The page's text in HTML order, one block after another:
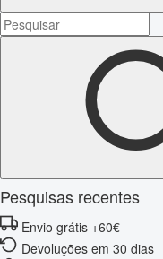
Pesquisas recentes
Envio grátis +60€
Devoluções em 30 dias